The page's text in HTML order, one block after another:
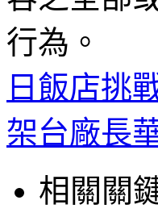
行為。
日飯店挑
架台廠長
相關關